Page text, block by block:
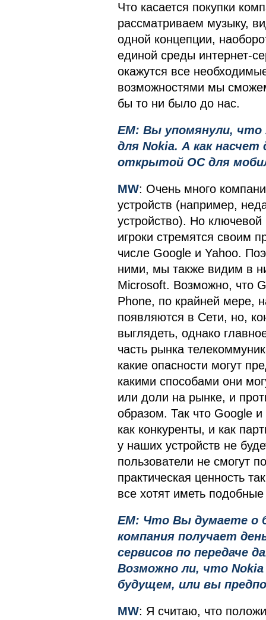
Что касается покупки
рассматриваем музыку,
одной концепции,
единой среды интернет-
окажутся все
возможностями мы
бы то ни было до нас.
EM: Вы упомянули,
для Nokia. А как насчет
открытой ОС для
MW: Очень много
устройств (например,
устройство). Но
игроки стремятся своим
числе Google и Yahoo.
ними, мы также видим в
Microsoft. Возможно, что
Phone, по крайней мере,
появляются в Сети, но,
выглядеть, однако
часть рынка
какие опасности могут
какими способами они
или доли на рынке, и
образом. Так что Google
как конкуренты, и как
у наших устройств не
пользователи не смогут
практическая ценность
все хотят иметь
EM: Что Вы думаете о
компания получает
сервисов по передаче
Возможно ли, что
будущем, или вы
MW: Я считаю, что